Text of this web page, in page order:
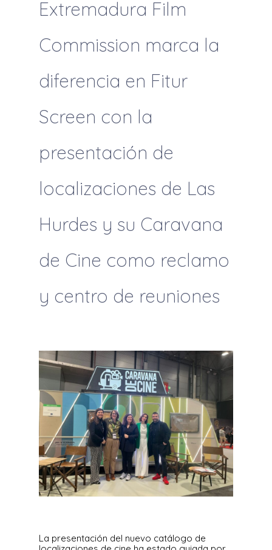
Extremadura Film
Commission marca la
diferencia en Fitur
Screen con la
presentación de
localizaciones de Las
Hurdes y su Caravana
de Cine como reclamo
y centro de reuniones
La presentación del nuevo catálogo de